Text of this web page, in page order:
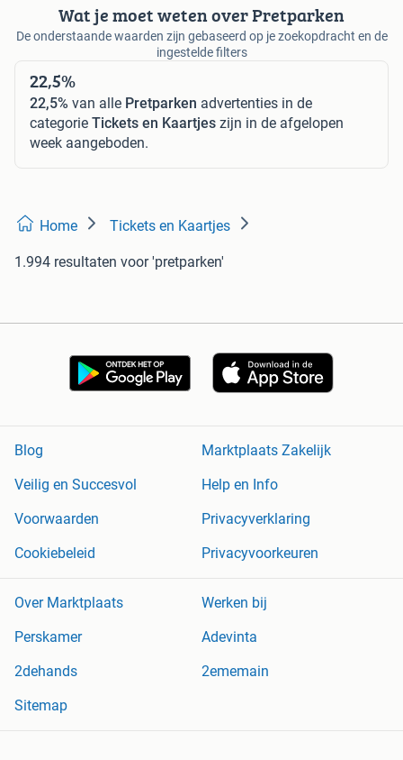
Wat je moet weten over Pretparken
De onderstaande waarden zijn gebaseerd op je zoekopdracht en de
ingestelde filters
22,5%
22,5% van alle Pretparken advertenties in de
categorie Tickets en Kaartjes zijn in de afgelopen
week aangeboden.
Home Tickets en Kaartjes
1.994 resultaten voor 'pretparken'
Blog
Marktplaats Zakelijk
Veilig en Succesvol
Help en Info
Voorwaarden
Privacyverklaring
Cookiebeleid
Privacyvoorkeuren
Over Marktplaats
Werken bij
Perskamer
Adevinta
2dehands
2ememain
Sitemap